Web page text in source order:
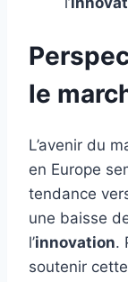
le
L’avenir du
en Europe
tendance
une baisse
l’innovation.
soutenir